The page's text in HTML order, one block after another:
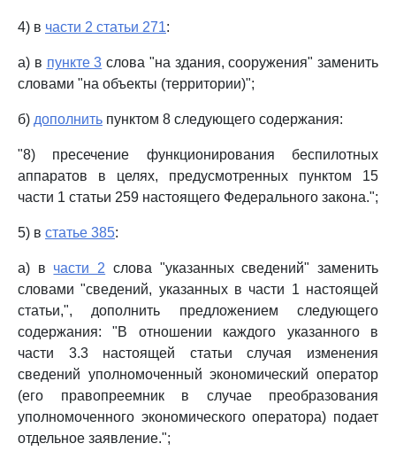
4) в части 2 статьи 271:
а) в пункте 3 слова "на здания, сооружения" заменить
словами "на объекты (территории)";
б) дополнить пунктом 8 следующего содержания:
"8) пресечение функционирования беспилотных
аппаратов в целях, предусмотренных пунктом 15
части 1 статьи 259 настоящего Федерального закона.";
5) в статье 385:
а) в части 2 слова "указанных сведений" заменить
словами "сведений, указанных в части 1 настоящей
статьи,", дополнить предложением следующего
содержания: "В отношении каждого указанного в
части 3.3 настоящей статьи случая изменения
сведений уполномоченный экономический оператор
(его правопреемник в случае преобразования
уполномоченного экономического оператора) подает
отдельное заявление.";